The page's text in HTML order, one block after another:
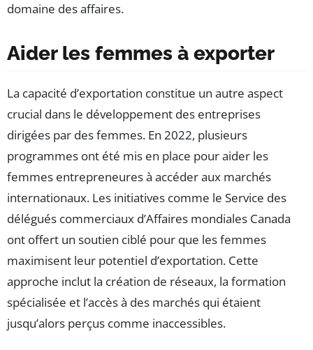
domaine des affaires.
Aider les femmes à exporter
La capacité d’exportation constitue un autre aspect
crucial dans le développement des entreprises
dirigées par des femmes. En 2022, plusieurs
programmes ont été mis en place pour aider les
femmes entrepreneures à accéder aux marchés
internationaux. Les initiatives comme le Service des
délégués commerciaux d’Affaires mondiales Canada
ont offert un soutien ciblé pour que les femmes
maximisent leur potentiel d’exportation. Cette
approche inclut la création de réseaux, la formation
spécialisée et l’accès à des marchés qui étaient
jusqu’alors perçus comme inaccessibles.